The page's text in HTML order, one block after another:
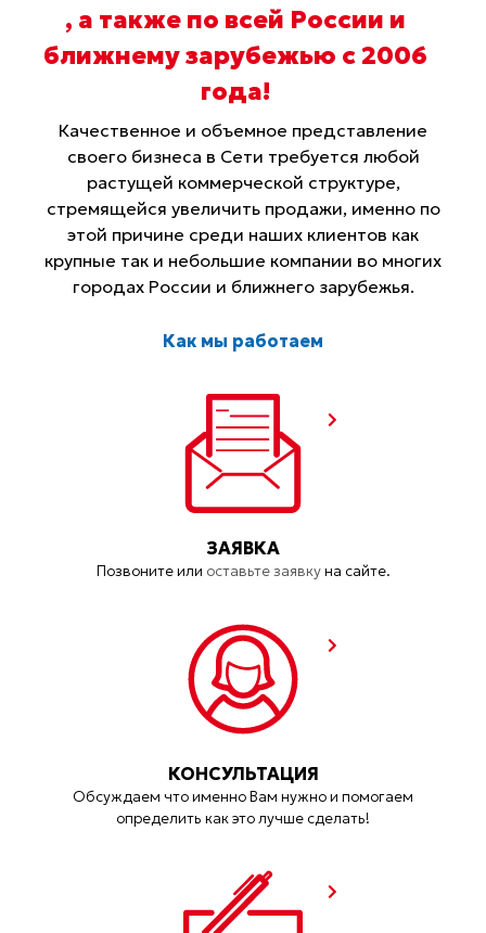
, а также по всей России и
ближнему зарубежью с 2006
года!
Качественное и объемное представление
своего бизнеса в Сети требуется любой
растущей коммерческой структуре,
стремящейся увеличить продажи, именно по
этой причине среди наших клиентов как
крупные так и небольшие компании во многих
городах России и ближнего зарубежья.
Как мы работаем
ЗАЯВКА
Позвоните или оставьте заявкуна сайте.
КОНСУЛЬТАЦИЯ
Обсуждаем что именно Вам нужно и помогаем
определить как это лучше сделать!